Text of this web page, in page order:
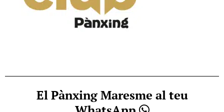
El Pànxing Maresme al teu